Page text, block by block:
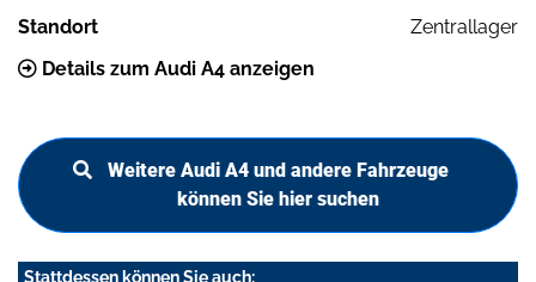
Standort
Zentrallager
Details zum Audi A4 anzeigen
Weitere Audi A4 und andere Fahrzeuge
können Sie hier suchen
Stattdessen können Sie auch: